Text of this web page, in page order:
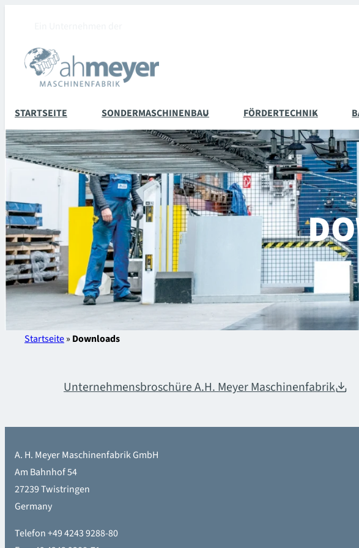
springen
STARTSEITE SONDERMASCHINENBAU FÖRDERTECHNIK
Startseite» Downloads
Unternehmensbroschüre A.H. Meyer Maschinenfabrik
A. H. Meyer Maschinenfabrik GmbH
Am Bahnhof 54
27239 Twistringen
Germany
Telefon +49 4243 9288-80